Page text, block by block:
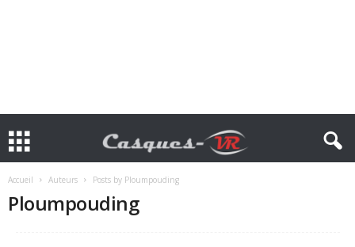
Accueil Auteurs Posts by Ploumpouding
Ploumpouding